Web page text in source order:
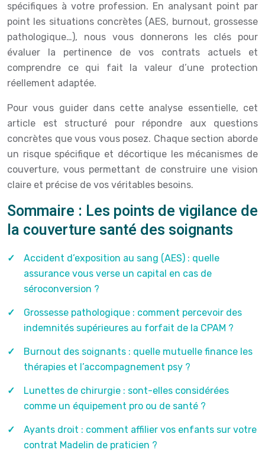
spécifiques à votre profession. En analysant point par
point les situations concrètes (AES, burnout, grossesse
pathologique…), nous vous donnerons les clés pour
évaluer la pertinence de vos contrats actuels et
comprendre ce qui fait la valeur d’une protection
réellement adaptée.
Pour vous guider dans cette analyse essentielle, cet
article est structuré pour répondre aux questions
concrètes que vous vous posez. Chaque section aborde
un risque spécifique et décortique les mécanismes de
couverture, vous permettant de construire une vision
claire et précise de vos véritables besoins.
Sommaire : Les points de vigilance de
la couverture santé des soignants
Accident d’exposition au sang (AES) : quelle
assurance vous verse un capital en cas de
séroconversion ?
Grossesse pathologique : comment percevoir des
indemnités supérieures au forfait de la CPAM ?
Burnout des soignants : quelle mutuelle finance les
thérapies et l’accompagnement psy ?
Lunettes de chirurgie : sont-elles considérées
comme un équipement pro ou de santé ?
Ayants droit : comment affilier vos enfants sur votre
contrat Madelin de praticien ?